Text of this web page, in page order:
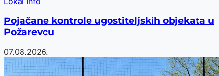
Pojačane kontrole ugostiteljskih objekata u
Požarevcu
07.08.2026.